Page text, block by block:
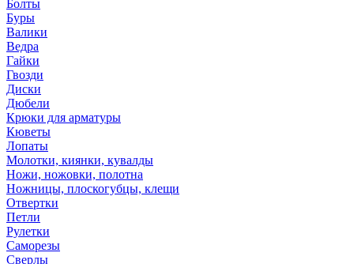
Болты
Буры
Валики
Ведра
Гайки
Гвозди
Диски
Дюбели
Крюки для арматуры
Кюветы
Лопаты
Молотки, киянки, кувалды
Ножи, ножовки, полотна
Ножницы, плоскогубцы, клещи
Отвертки
Петли
Рулетки
Саморезы
Сверлы